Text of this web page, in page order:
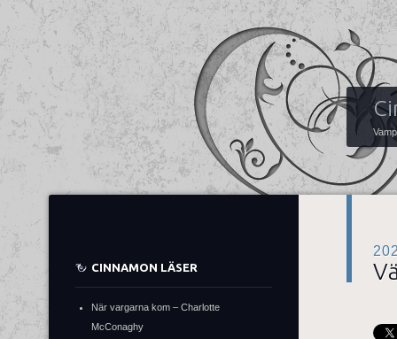
CINNAMON LÄSER
När vargarna kom – Charlotte
McConaghy